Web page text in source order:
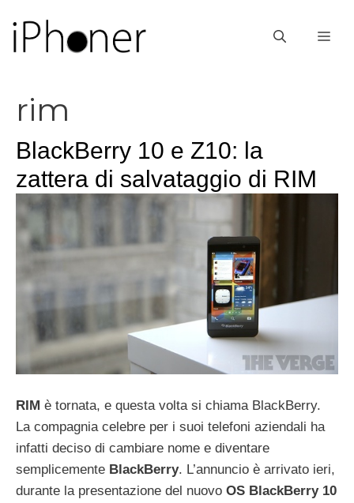
contenuto
rim
BlackBerry 10 e Z10: la
zattera di salvataggio di RIM
RIM è tornata, e questa volta si chiama BlackBerry.
La compagnia celebre per i suoi telefoni aziendali ha
infatti deciso di cambiare nome e diventare
semplicemente BlackBerry. L’annuncio è arrivato ieri,
durante la presentazione del nuovo OS BlackBerry 10